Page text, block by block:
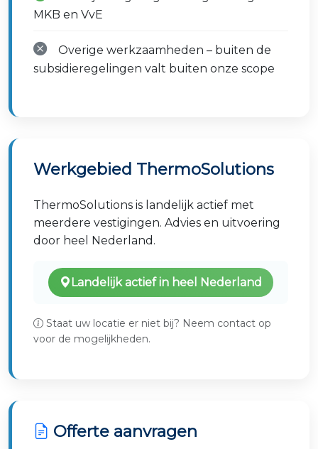
MKB en VvE
Overige werkzaamheden – buiten de
subsidieregelingen valt buiten onze scope
Werkgebied ThermoSolutions
ThermoSolutions is landelijk actief met
meerdere vestigingen. Advies en uitvoering
door heel Nederland.
Landelijk actief in heel Nederland
Staat uw locatie er niet bij? Neem contact op
voor de mogelijkheden.
Offerte aanvragen